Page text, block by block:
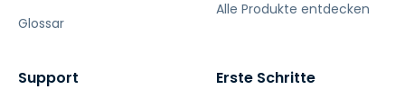
Glossar
Alle Produkte entdecken
Support Erste Schritte